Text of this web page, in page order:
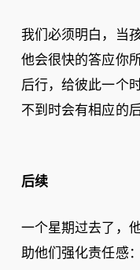
我们必须明白，当
他会很快的答应你
后行，给彼此一个
不到时会有相应的
后续
一个星期过去了，
助他们强化责任感：